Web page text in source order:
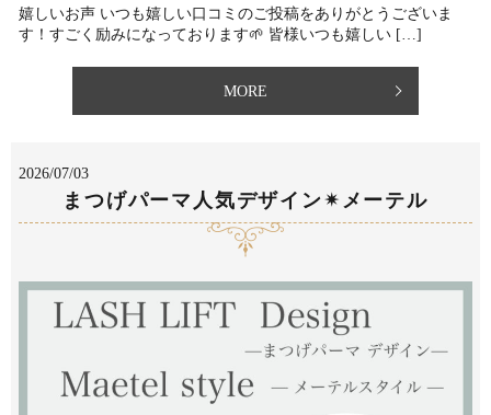
嬉しいお声 いつも嬉しい口コミのご投稿をありがとうございま
す！すごく励みになっております🌱 ⁡皆様いつも嬉しい […]
MORE
2026/07/03
まつげパーマ人気デザイン✴︎メーテル